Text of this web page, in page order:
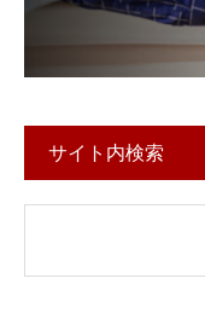
サイト内検索